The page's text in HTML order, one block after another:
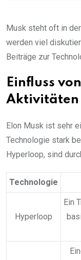
Musk steht oft in
werden viel
Beiträge zur
Einfluss
Aktivitäten
Elon Musk ist sehr
Technologie stark
Hyperloop, sind
Technologie
Hyperloop
Ein